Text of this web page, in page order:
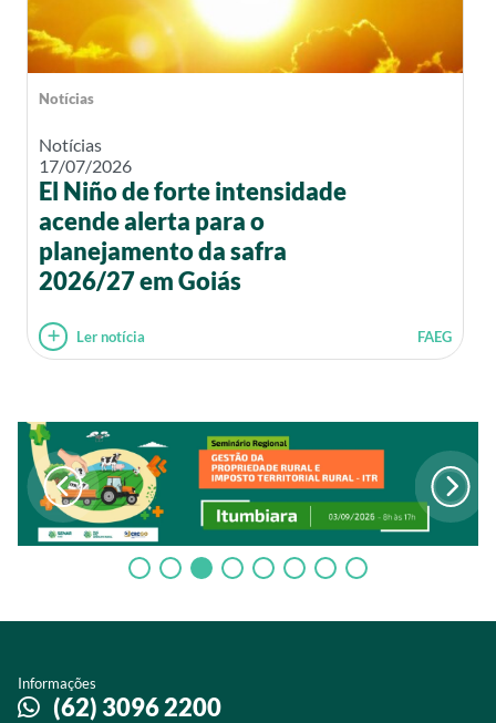
Notícias
Notícias
17/07/2026
El Niño de forte intensidade
acende alerta para o
planejamento da safra
2026/27 em Goiás
Ler notícia FAEG
Informações
(62) 3096 2200